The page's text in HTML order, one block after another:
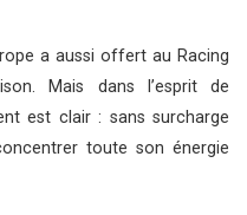
a aussi offert au Racing
Mais dans l’esprit de
est clair : sans surcharge
toute son énergie